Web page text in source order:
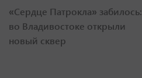
«Сердце Патрокла» забилось:
во Владивостоке открыли
новый сквер